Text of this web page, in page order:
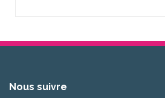
Nous suivre